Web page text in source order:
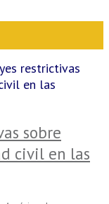
restrictivas
en las
sobre
civil en las